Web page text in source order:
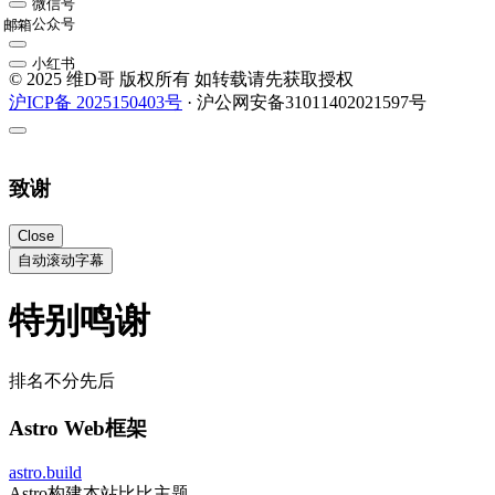
微信号
公众号
邮箱
小红书
© 2025 维D哥 版权所有 如转载请先获取授权
沪ICP备 2025150403号 · 沪公网安备31011402021597号
致谢
Close
自动滚动字幕
特别鸣谢
排名不分先后
Astro Web框架
astro.build